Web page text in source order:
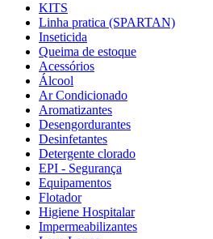
KITS
Linha pratica (SPARTAN)
Inseticida
Queima de estoque
Acessórios
Álcool
Ar Condicionado
Aromatizantes
Desengordurantes
Desinfetantes
Detergente clorado
EPI - Segurança
Equipamentos
Flotador
Higiene Hospitalar
Impermeabilizantes